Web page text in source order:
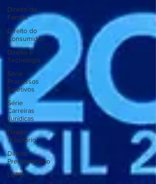
Direito da
Família
Direito do
Consumidor
Direito e
Tecnologia
Série
Processos
Seletivos
Série
Carreiras
Jurídicas
Direito
Tributário
Direito
Previdenciário
LGPD